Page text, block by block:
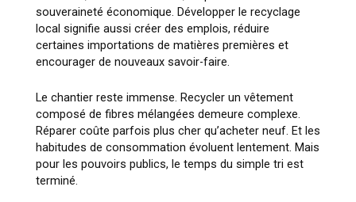
souveraineté économique. Développer le recyclage
local signifie aussi créer des emplois, réduire
certaines importations de matières premières et
encourager de nouveaux savoir-faire.
Le chantier reste immense. Recycler un vêtement
composé de fibres mélangées demeure complexe.
Réparer coûte parfois plus cher qu’acheter neuf. Et les
habitudes de consommation évoluent lentement. Mais
pour les pouvoirs publics, le temps du simple tri est
terminé.